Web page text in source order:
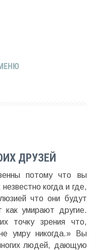
ДРУЗЕЙ
потому что вы
когда и где,
что они будут
как умирают другие.
точку зрения что,
умру никогда.» Вы
людей, дающую